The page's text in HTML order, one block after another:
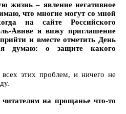
жизнь – явление негативное
что многие могут со мной
на сайте Российского
Авиве я вижу приглашение
и вместе отметить День
я думаю: о защите какого
этих проблем, и ничего не
на прощанье что-то